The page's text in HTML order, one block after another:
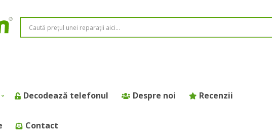
Decodează telefonul Despre noi Recenzii
Contact